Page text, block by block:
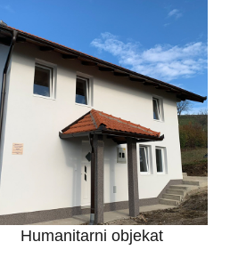
Humanitarni objekat